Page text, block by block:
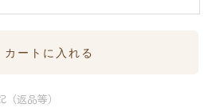
カートに入れる
返品等）